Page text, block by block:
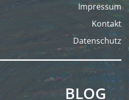
Impressum
Kontakt
Datenschutz
BLOG